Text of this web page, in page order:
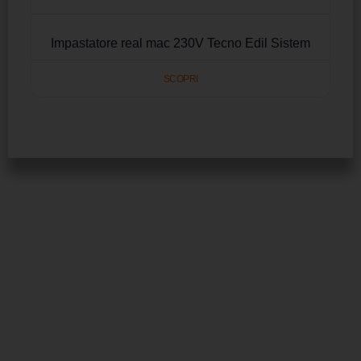
Impastatore real mac 230V Tecno Edil Sistem
SCOPRI